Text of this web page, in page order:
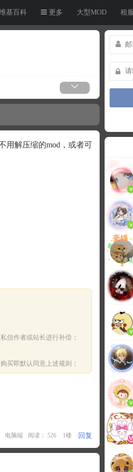
基百科 更多 大型MOD 租
用解压缩的mod，或者可
信作者或站长进行补偿；
买即默认同意上述规则；
电脑端 阅读： 526 1楼 回复